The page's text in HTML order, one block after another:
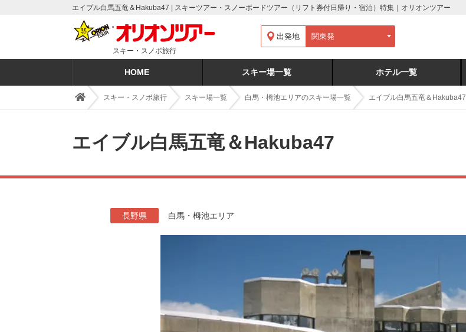
エイブル白馬五竜＆Hakuba47 | スキーツアー・スノーボードツアー（リフト券付日帰り・宿泊）特集｜オリオンツアー
スキー・スノボ旅行
HOME スキー場一覧 ホテル一覧
出発地
スキー・スノボ旅行 スキー場一覧 白馬・栂池エリアのスキー場一覧 エイブル白馬五竜＆Hakuba47
エイブル白馬五竜＆Hakuba47
長野県 白馬・栂池エリア